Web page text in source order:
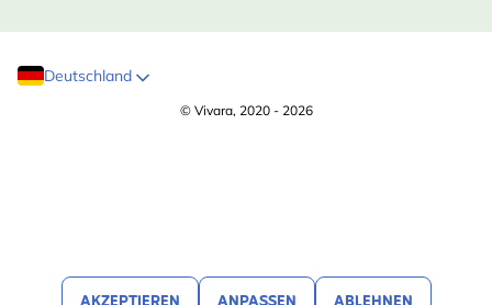
Deutschland
© Vivara, 2020 - 2026